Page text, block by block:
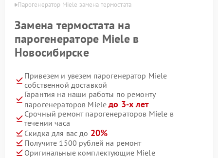
Парогенератор Miele замена термостата
Замена термостата на
парогенераторе Miele в
Новосибирске
Привезем и увезем парогенератор Miele
собственной доставкой
Гарантия на наши работы по ремонту
парогенераторов Mieleдо 3-х лет
Срочный ремонт парогенераторов Miele в
течении часа
Скидка для вас до 20%
Получите 1500 рублей на ремонт
Оригинальные комплектующие Miele